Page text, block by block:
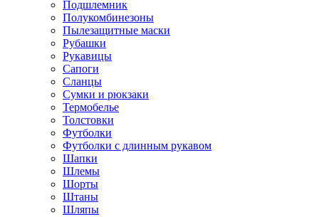
Подшлемник
Полукомбинезоны
Пылезащитные маски
Рубашки
Рукавицы
Сапоги
Сланцы
Сумки и рюкзаки
Термобелье
Толстовки
Футболки
Футболки с длинным рукавом
Шапки
Шлемы
Шорты
Штаны
Шляпы